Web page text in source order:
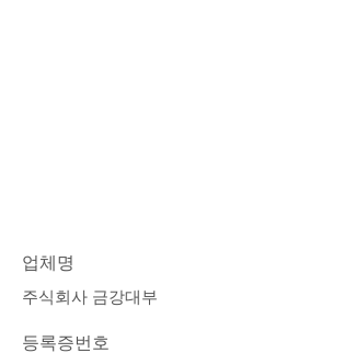
업체명
주식회사 금강대부
등록증번호